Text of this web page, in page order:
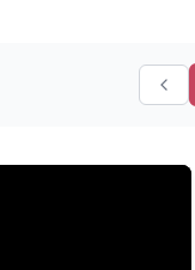
rupture, mauvais